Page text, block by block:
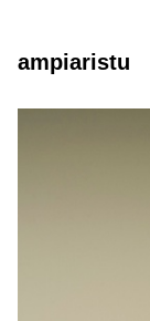
ampiaristu